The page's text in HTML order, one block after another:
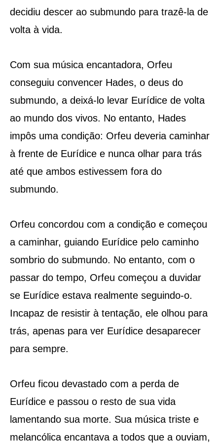
decidiu descer ao submundo para trazê-la de
volta à vida.
Com sua música encantadora, Orfeu
conseguiu convencer Hades, o deus do
submundo, a deixá-lo levar Eurídice de volta
ao mundo dos vivos. No entanto, Hades
impôs uma condição: Orfeu deveria caminhar
à frente de Eurídice e nunca olhar para trás
até que ambos estivessem fora do
submundo.
Orfeu concordou com a condição e começou
a caminhar, guiando Eurídice pelo caminho
sombrio do submundo. No entanto, com o
passar do tempo, Orfeu começou a duvidar
se Eurídice estava realmente seguindo-o.
Incapaz de resistir à tentação, ele olhou para
trás, apenas para ver Eurídice desaparecer
para sempre.
Orfeu ficou devastado com a perda de
Eurídice e passou o resto de sua vida
lamentando sua morte. Sua música triste e
melancólica encantava a todos que a ouviam,